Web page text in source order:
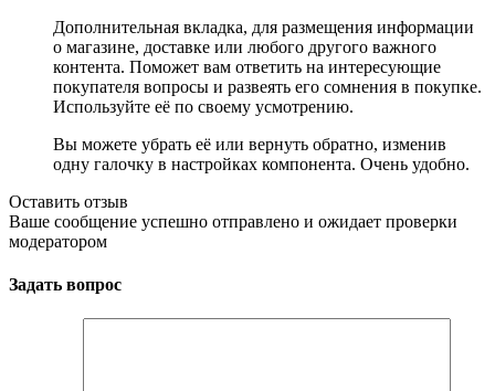
Дополнительная вкладка, для размещения информации
о магазине, доставке или любого другого важного
контента. Поможет вам ответить на интересующие
покупателя вопросы и развеять его сомнения в покупке.
Используйте её по своему усмотрению.
Вы можете убрать её или вернуть обратно, изменив
одну галочку в настройках компонента. Очень удобно.
Оставить отзыв
Ваше сообщение успешно отправлено и ожидает проверки
модератором
Задать вопрос